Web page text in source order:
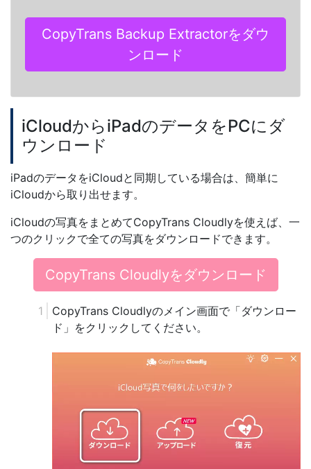
CopyTrans Backup Extractorをダウ
ンロード
iCloudからiPadのデータをPCにダ
ウンロード
iPadのデータをiCloudと同期している場合は、簡単に
iCloudから取り出せます。
iCloudの写真をまとめてCopyTrans Cloudlyを使えば、一
つのクリックで全ての写真をダウンロードできます。
CopyTrans Cloudlyをダウンロード
CopyTrans Cloudlyのメイン画面で「ダウンロー
ド」をクリックしてください。